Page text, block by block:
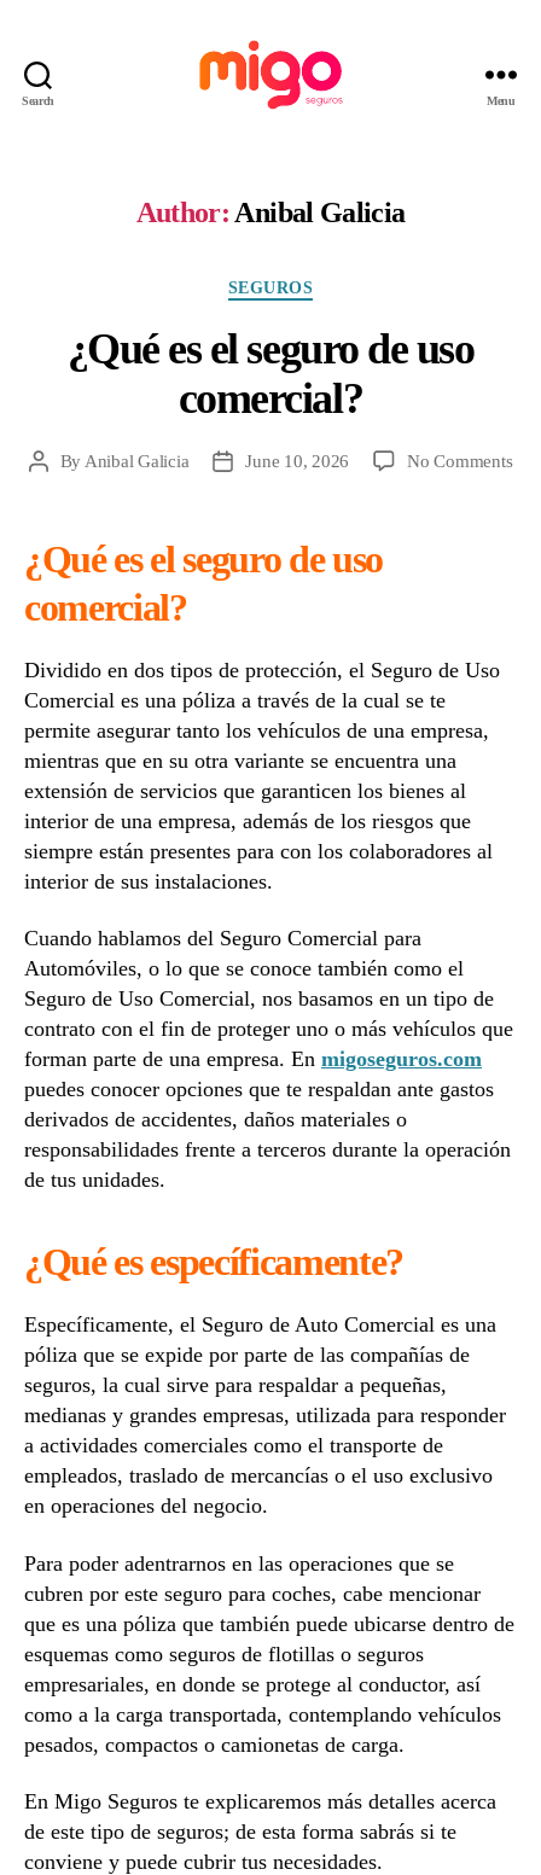
Search Menu
Author: Anibal Galicia
Categories
SEGUROS
¿Qué es el seguro de uso
comercial?
PostBy Anibal Galicia
PostJune 10, 2026 No Commentson
¿Quées el seguro de uso
comercial?
Dividido en dos tipos de protección, el Seguro de Uso
Comercial es una póliza a través de la cual se te
permite asegurar tanto los vehículos de una empresa,
mientras que en su otra variante se encuentra una
extensión de servicios que garanticen los bienes al
interior de una empresa, además de los riesgos que
siempre están presentes para con los colaboradores al
interior de sus instalaciones.
Cuando hablamos del Seguro Comercial para
Automóviles, o lo que se conoce también como el
Seguro de Uso Comercial, nos basamos en un tipo de
contrato con el fin de proteger uno o más vehículos que
forman parte de una empresa. En migoseguros.com
puedes conocer opciones que te respaldan ante gastos
derivados de accidentes, daños materiales o
responsabilidades frente a terceros durante la operación
de tus unidades.
¿Qué es específicamente?
Específicamente, el Seguro de Auto Comercial es una
póliza que se expide por parte de las compañías de
seguros, la cual sirve para respaldar a pequeñas,
medianas y grandes empresas, utilizada para responder
a actividades comerciales como el transporte de
empleados, traslado de mercancías o el uso exclusivo
en operaciones del negocio.
Para poder adentrarnos en las operaciones que se
cubren por este seguro para coches, cabe mencionar
que es una póliza que también puede ubicarse dentro de
esquemas como seguros de flotillas o seguros
empresariales, en donde se protege al conductor, así
como a la carga transportada, contemplando vehículos
pesados, compactos o camionetas de carga.
En Migo Seguros te explicaremos más detalles acerca
de este tipo de seguros; de esta forma sabrás si te
conviene y puede cubrir tus necesidades.